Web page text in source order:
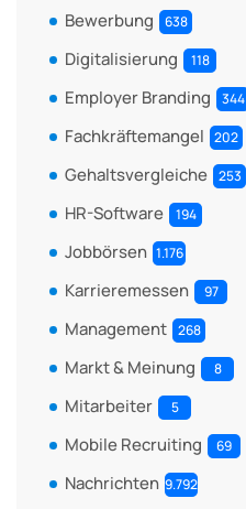
Bewerbung 638
Digitalisierung 118
Employer Branding 344
Fachkräftemangel 202
Gehaltsvergleiche 253
HR-Software 194
Jobbörsen 1.176
Karrieremessen 97
Management 268
Markt & Meinung 8
Mitarbeiter 5
Mobile Recruiting 69
Nachrichten 9.792